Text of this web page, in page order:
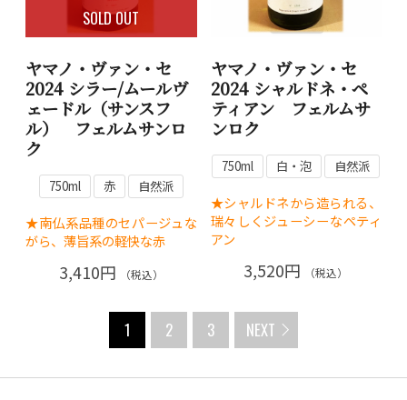
SOLD OUT
ヤマノ・ヴァン・セ
2024 シラー/ムールヴ
ェードル（サンスフ
ル） フェルムサンロ
ク
750ml 赤 自然派
★南仏系品種のセパージュな
がら、薄旨系の軽快な赤
3,410円 （税込）
ヤマノ・ヴァン・セ
2024 シャルドネ・ペ
ティアン フェルムサ
ンロク
750ml 白・泡 自然派
★シャルドネから造られる、
瑞々しくジューシーなペティ
アン
3,520円 （税込）
1 2 3 NEXT